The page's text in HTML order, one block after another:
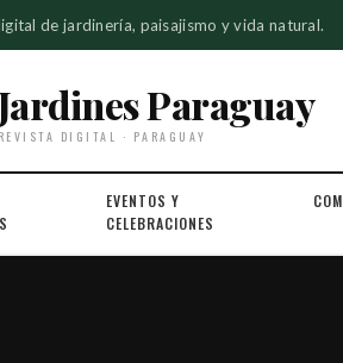
de jardinería, paisajismo y vida natural.
Paraguay
REVISTA DIGITAL · PARAGUAY
EVENTOS Y
CELEBRACIONES